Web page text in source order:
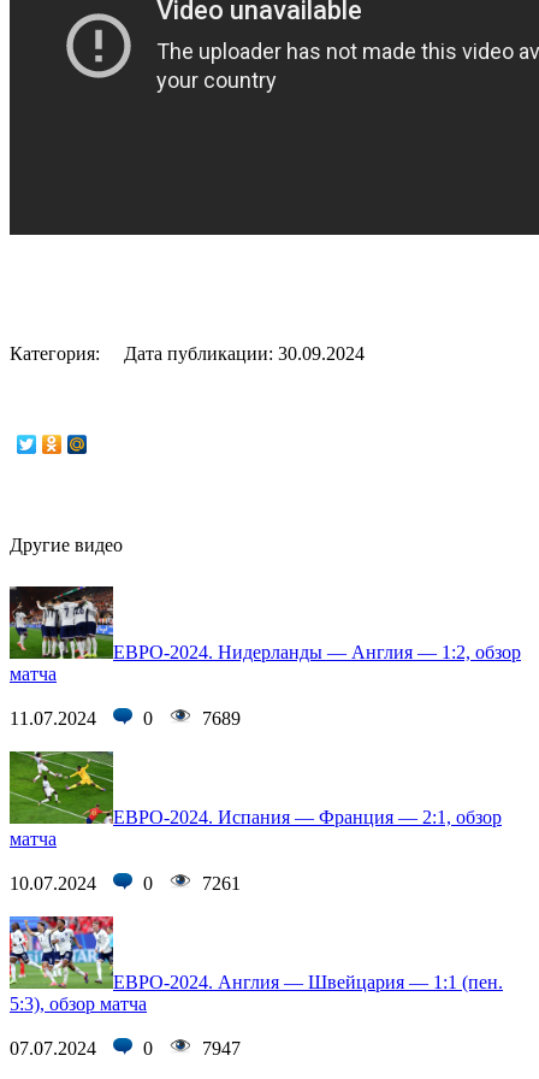
Категория: Дата публикации: 30.09.2024
Другие видео
ЕВРО-2024. Нидерланды — Англия — 1:2, обзор
матча
11.07.2024 0 7689
ЕВРО-2024. Испания — Франция — 2:1, обзор
матча
10.07.2024 0 7261
ЕВРО-2024. Англия — Швейцария — 1:1 (пен.
5:3), обзор матча
07.07.2024 0 7947